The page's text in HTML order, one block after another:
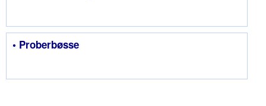
• Proberbøsse